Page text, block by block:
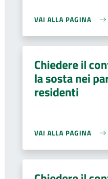
VAI ALLA PAGINA
Chiedere il
la sosta nei
residenti
VAI ALLA PAGINA